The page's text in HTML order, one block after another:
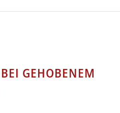
GEHOBENEM